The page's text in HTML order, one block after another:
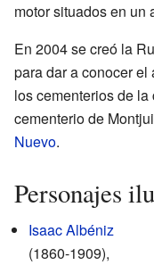
motor situados en un
En 2004 se creó la
para dar a conocer
los cementerios de
cementerio de
Nuevo.
Personajes
Isaac Albéniz
(1860-1909),